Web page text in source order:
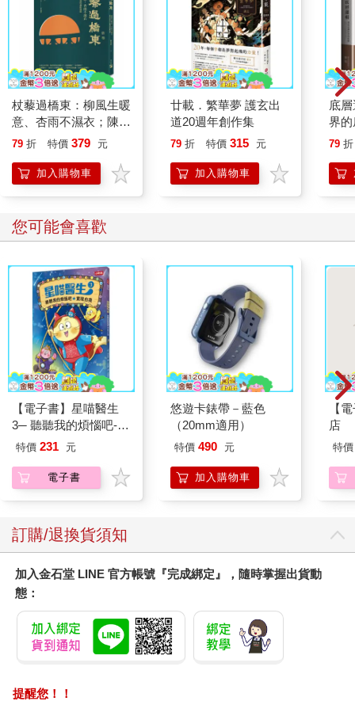
杖藜過橋東：柳風生暖
意、杏雨不濕衣；陳亮
恭談以心轉境的適齡漫
79 折 特價 379 元
加入購物車
廿載．繁華夢 護玄出
道20週年創作集
79 折 特價 315 元
加入購物車
底
界
79 折
您可能會喜歡
【電子書】星喵醫生
3─ 聽聽我的煩惱吧-實
現自我
特價 231 元
電子書
悠遊卡錶帶－藍色
（20mm適用）
特價 490 元
加入購物車
【
店
特價
訂購/退換貨須知
加入金石堂 LINE 官方帳號『完成綁定』，隨時掌握出貨動
態：
提醒您！！